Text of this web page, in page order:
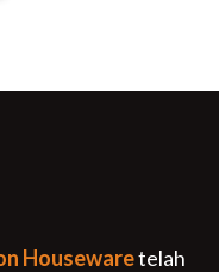
Housewaretelah